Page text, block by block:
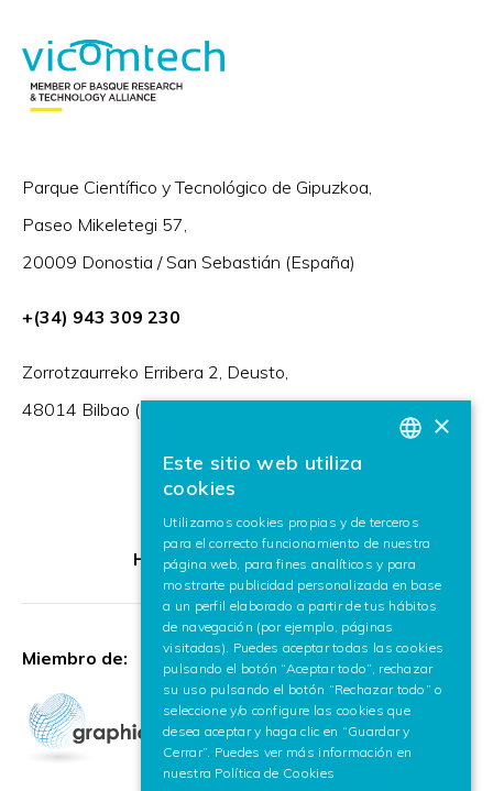
Parque Científico y Tecnológico de Gipuzkoa,
Paseo Mikeletegi 57,
20009 Donostia / San Sebastián (España)
+(34) 943 309 230
Zorrotzaurreko Erribera 2, Deusto,
48014 Bilbao (España)
HR Excellence in Research
Miembro de:
ENGLISH
×
Este sitio web utiliza
cookies
Utilizamos cookies propias y de terceros
para el correcto funcionamiento de nuestra
página web, para fines analíticos y para
mostrarte publicidad personalizada en base
a un perfil elaborado a partir de tus hábitos
de navegación (por ejemplo, páginas
visitadas). Puedes aceptar todas las cookies
pulsando el botón “Aceptar todo”, rechazar
su uso pulsando el botón “Rechazar todo” o
seleccione y/o configure las cookies que
desea aceptar y haga clic en “Guardar y
Cerrar”. Puedes ver más información en
nuestra Política de Cookies